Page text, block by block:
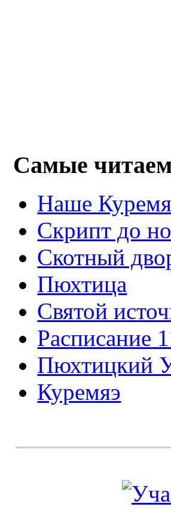
Самые
Наше
Скрипт до
Cкотный
Пюхтица
Святой
Расписание
Пюхтицкий
Куремяэ